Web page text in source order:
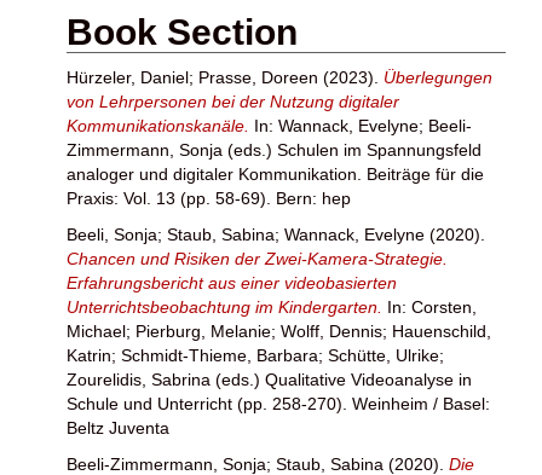
Book Section
Hürzeler, Daniel; Prasse, Doreen (2023). Überlegungen
von Lehrpersonen bei der Nutzung digitaler
Kommunikationskanäle. In: Wannack, Evelyne; Beeli-
Zimmermann, Sonja (eds.) Schulen im Spannungsfeld
analoger und digitaler Kommunikation. Beiträge für die
Praxis: Vol. 13 (pp. 58-69). Bern: hep
Beeli, Sonja; Staub, Sabina; Wannack, Evelyne (2020).
Chancen und Risiken der Zwei-Kamera-Strategie.
Erfahrungsbericht aus einer videobasierten
Unterrichtsbeobachtung im Kindergarten. In: Corsten,
Michael; Pierburg, Melanie; Wolff, Dennis; Hauenschild,
Katrin; Schmidt-Thieme, Barbara; Schütte, Ulrike;
Zourelidis, Sabrina (eds.) Qualitative Videoanalyse in
Schule und Unterricht (pp. 258-270). Weinheim / Basel:
Beltz Juventa
Beeli-Zimmermann, Sonja; Staub, Sabina (2020). Die